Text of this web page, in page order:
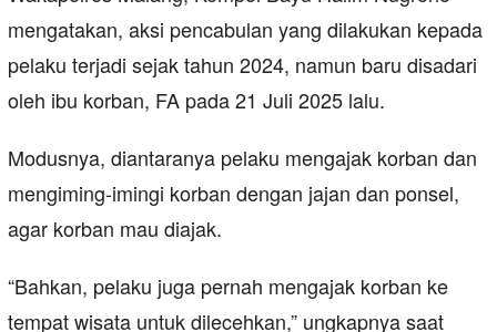
mengatakan, aksi pencabulan yang dilakukan kepada
pelaku terjadi sejak tahun 2024, namun baru disadari
oleh ibu korban, FA pada 21 Juli 2025 lalu.
Modusnya, diantaranya pelaku mengajak korban dan
mengiming-imingi korban dengan jajan dan ponsel,
agar korban mau diajak.
“Bahkan, pelaku juga pernah mengajak korban ke
tempat wisata untuk dilecehkan,” ungkapnya saat